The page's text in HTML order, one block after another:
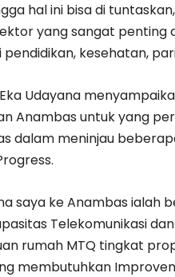
hal ini bisa di
yang sangat
kesehatan,
Udayana
Anambas untuk yang
dalam meninjau
saya ke Anambas ialah
Telekomunikasi
rumah MTQ tingkat
membutuhkan